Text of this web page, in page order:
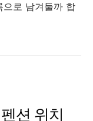
으로 남겨둘까 합
션 위치